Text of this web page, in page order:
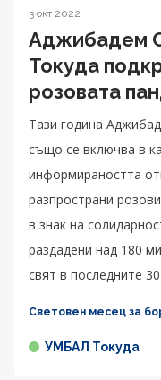
3 окт 2022
Аджибадем
Токуда
розовата
Тази година
също се включва в
информираността
разпространи
в знак на
раздадени над 180
свят в последните
Световен месец за
УМБАЛ Токуда